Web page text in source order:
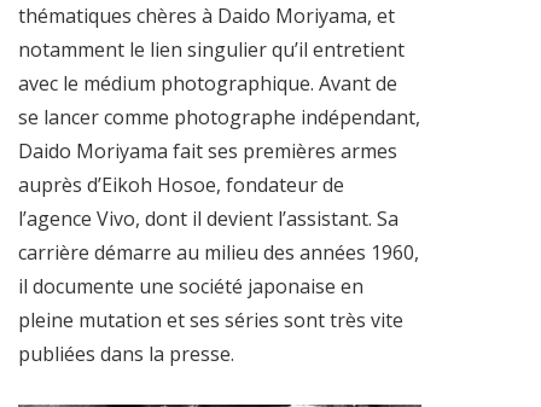
thématiques chères à Daido Moriyama, et
notamment le lien singulier qu’il entretient
avec le médium photographique. Avant de
se lancer comme photographe indépendant,
Daido Moriyama fait ses premières armes
auprès d’Eikoh Hosoe, fondateur de
l’agence Vivo, dont il devient l’assistant. Sa
carrière démarre au milieu des années 1960,
il documente une société japonaise en
pleine mutation et ses séries sont très vite
publiées dans la presse.